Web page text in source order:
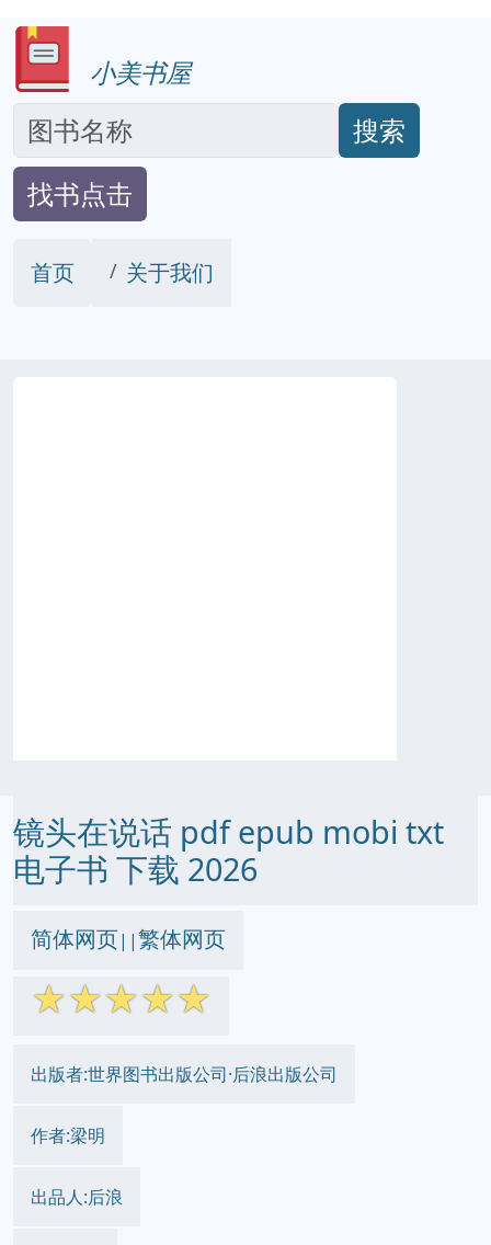
小美书屋
搜索
找书点击
首页 关于我们
镜头在说话 pdf epub mobi txt
电子书 下载 2026
简体网页||繁体网页
☆☆☆☆☆
出版者:世界图书出版公司·后浪出版公司
作者:梁明
出品人:后浪